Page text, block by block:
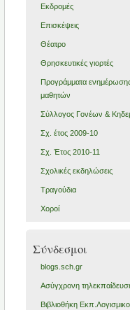
Εκδρομές
Επισκέψεις
Θέατρο
Θρησκευτικές γιορτές
Προγράμματα
μαθητών
Σύλλογος Γονέων &
Σχ. έτος 2009-10
Σχ. Έτος 2010-11
Σχολικές εκδηλώσεις
Τραγούδια
Χοροί
Σύνδεσμοι
blogs.sch.gr
Ασύγχρονη
Βιβλιοθήκη